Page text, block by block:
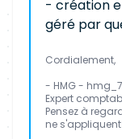
- création
géré par
Cordialement,
- HMG -
Expert
Pensez à
ne